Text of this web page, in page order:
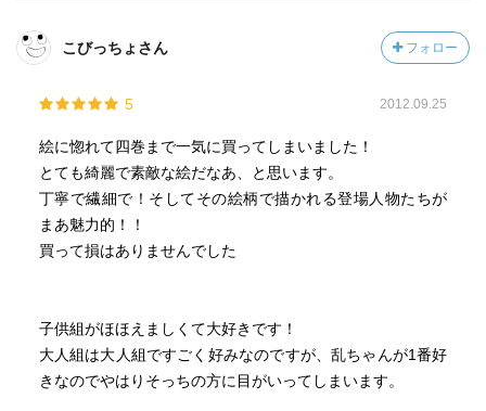
こびっちょさん フォロー
5 2012.09.25
絵に惚れて四巻まで一気に買ってしまいました！
とても綺麗で素敵な絵だなあ、と思います。
丁寧で繊細で！そしてその絵柄で描かれる登場人物たちが
まあ魅力的！！
買って損はありませんでした
子供組がほほえましくて大好きです！
大人組は大人組ですごく好みなのですが、乱ちゃんが1番好
きなのでやはりそっちの方に目がいってしまいます。